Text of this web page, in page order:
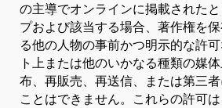
の主導でオンラインに掲載された
プおよび該当する場合、著作権を
る他の人物の事前かつ明示的な許
ト上または他のいかなる種類の媒
布、再販売、再送信、または第三
ことはできません。これらの許可